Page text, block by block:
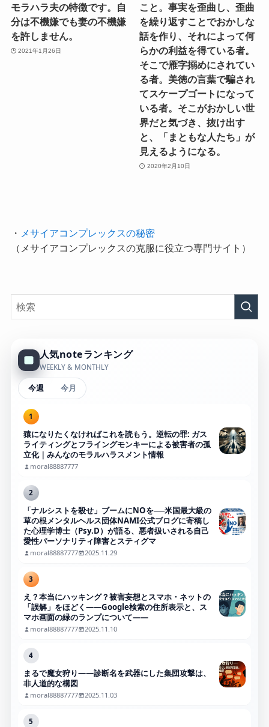
モラハラ夫の特徴です。自
分は不機嫌でも妻の不機嫌
を許しません。
2021年1月26日
こと。事実を歪曲し、歪曲
を繰り返すことでおかしな
話を作り、それによって何
らかの利益を得ている者。
そこで雁字搦めにされてい
る者。美徳の言葉で騙され
てスケープゴートになって
いる者。そこがおかしい世
界だと気づき、抜け出す
と、「まともな人たち」が
見えるようになる。
2020年2月10日
・
メサイアコンプレックスの秘密
（メサイアコンプレックスの克服に役立つ専門サイト）
人気noteランキング
WEEKLY & MONTHLY
今週 今月
1
猿になりたくなければこれを読もう。逆転の罪: ガス
ライティングとフライングモンキーによる被害者の孤
立化｜みんなのモラルハラスメント情報
moral88887777
2
「ナルシストを殺せ」ブームにNOを──米国最大級の
草の根メンタルヘルス団体NAMI公式ブログに寄稿し
た心理学博士（Psy.D）が語る、悪者扱いされる自己
愛性パーソナリティ障害とスティグマ
moral88887777 2025.11.29
3
え？本当にハッキング？被害妄想とスマホ・ネットの
「誤解」をほどく――Google検索の住所表示と、ス
マホ画面の緑のランプについて――
moral88887777 2025.11.10
4
まるで魔女狩り——診断名を武器にした集団攻撃は、
非人道的な構図
moral88887777 2025.11.03
5